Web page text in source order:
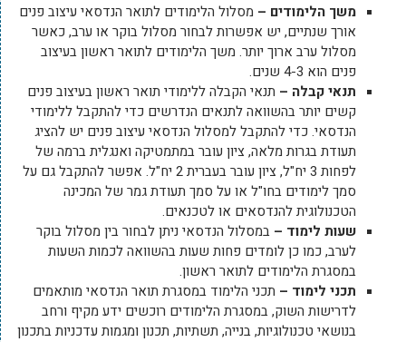
משך הלימודים – מסלול הלימודים לתואר הנדסאי עיצוב פנים
אורך שנתיים, יש אפשרות לבחור מסלול בוקר או ערב, כאשר
מסלול ערב ארוך יותר. משך הלימודים לתואר ראשון בעיצוב
פנים הוא 4-3 שנים.
תנאי קבלה – תנאי הקבלה ללימודי תואר ראשון בעיצוב פנים
קשים יותר בהשוואה לתנאים הנדרשים כדי להתקבל ללימודי
הנדסאי. כדי להתקבל למסלול הנדסאי עיצוב פנים יש להציג
תעודת בגרות מלאה, ציון עובר במתמטיקה ואנגלית ברמה של
לפחות 3 יח"ל, ציון עובר בעברית 2 יח"ל. אפשר להתקבל גם על
סמך לימודים בחו"ל או על סמך תעודת גמר של המכינה
הטכנולוגית להנדסאים או לטכנאים.
שעות לימוד – במסלול הנדסאי ניתן לבחור בין מסלול בוקר
לערב, כמו כן לומדים פחות שעות בהשוואה לכמות השעות
במסגרת הלימודים לתואר ראשון.
תכני לימוד – תכני הלימוד במסגרת תואר הנדסאי מותאמים
לדרישות השוק, במסגרת הלימודים רוכשים ידע מקיף ורחב
בנושאי טכנולוגיות, בנייה, תשתיות, תכנון ומגמות עדכניות בתכנון